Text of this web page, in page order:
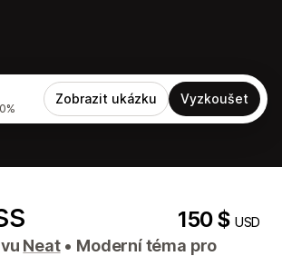
Zobrazit ukázku Vyzkoušet
150 $USD
Neat • Moderní téma pro